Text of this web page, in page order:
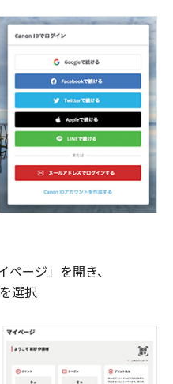
ージ」を開き、
選択